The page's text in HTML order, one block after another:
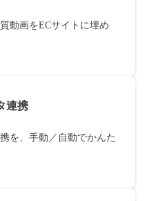
動画をECサイトに埋め
連携
を、手動／自動でかんた